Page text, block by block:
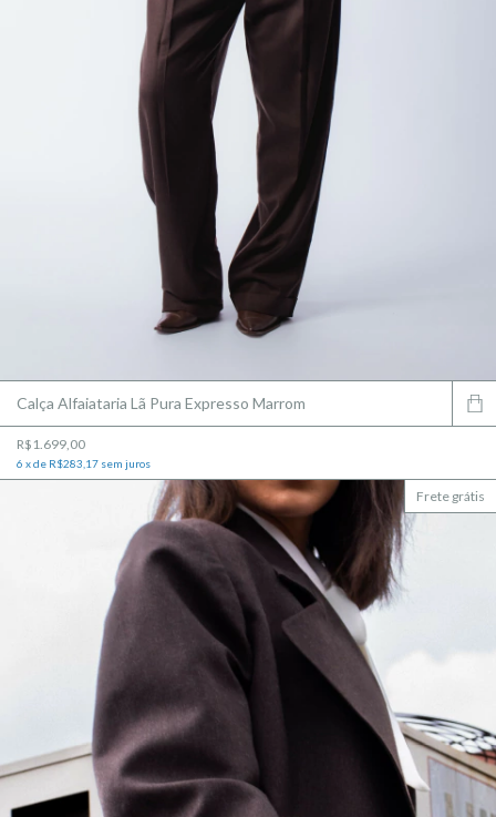
Calça Alfaiataria Lã Pura Expresso Marrom
R$1.699,00
6 xde R$283,17 sem juros
Frete grátis